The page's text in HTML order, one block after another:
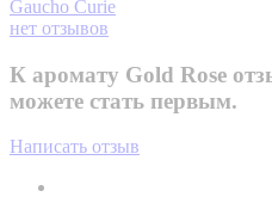
Gaucho Curie
нет отзывов
К аромату Gold Rose
можете стать первым.
Написать отзыв